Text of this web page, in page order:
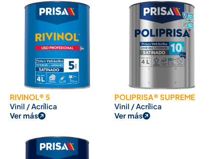
RIVINOL® 5
Vinil / Acrílica
Ver más
POLIPRISA® SUPREME
Vinil / Acrílica
Ver más